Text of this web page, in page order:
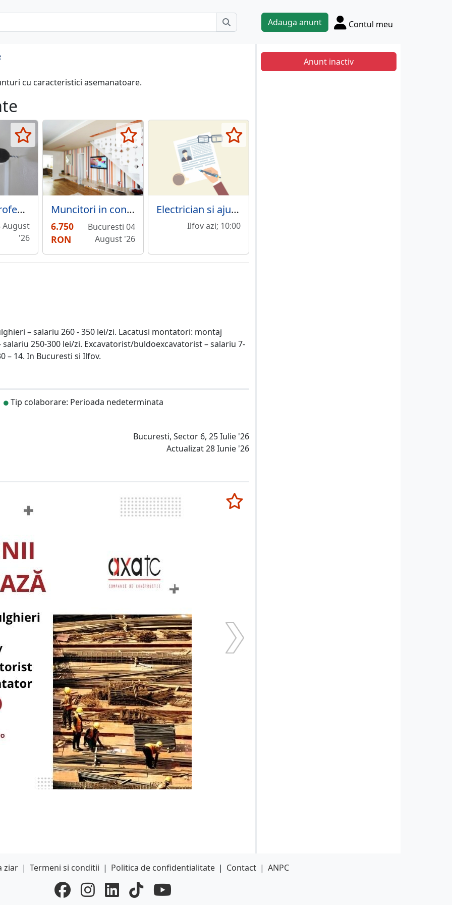
Adauga anunt Contul meu
cu caracteristici asemanatoare.
Montator profesionist sine/ perdele/ draperii/ storuri - Piata Romana.
August
'26
Muncitori in constructi, calificati si necalificati.
6.750
RON
Bucuresti 04
August '26
Electrician si ajutor de electrician,
Ilfov azi; 10:00
– salariu 260 - 350 lei/zi. Lacatusi montatori: montaj
250-300 lei/zi. Excavatorist/buldoexcavatorist – salariu 7-
– 14. In Bucuresti si Ilfov.
Tip colaborare: Perioada nedeterminata
Bucuresti, Sector 6, 25 Iulie '26
Actualizat 28 Iunie '26
Anunt inactiv
ziar | Termeni si conditii | Politica de confidentialitate | Contact | ANPC